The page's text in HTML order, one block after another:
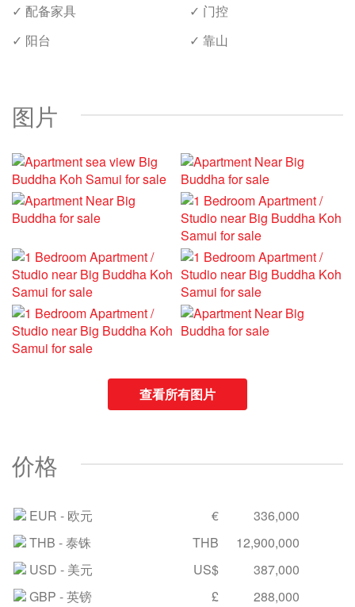
✓ 配备家具
✓ 门控
✓ 阳台
✓ 靠山
图片
查看所有图片
价格
EUR - 欧元 €
336,000
THB - 泰铢 THB
12,900,000
USD - 美元 US$
387,000
GBP - 英镑 £
288,000